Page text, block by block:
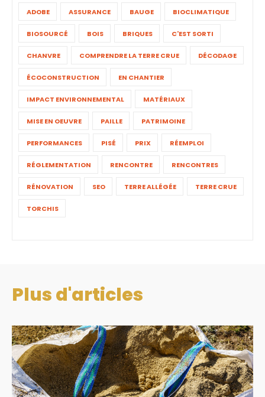
ADOBE ASSURANCE BAUGE BIOCLIMATIQUE
BIOSOURCÉ BOIS BRIQUES C'EST SORTI
CHANVRE COMPRENDRE LA TERRE CRUE DÉCODAGE
ÉCOCONSTRUCTION EN CHANTIER
IMPACT ENVIRONNEMENTAL MATÉRIAUX
MISE EN OEUVRE PAILLE PATRIMOINE
PERFORMANCES PISÉ PRIX RÉEMPLOI
RÉGLEMENTATION RENCONTRE RENCONTRES
RÉNOVATION SEO TERRE ALLÉGÉE TERRE CRUE
TORCHIS
Plus d'articles